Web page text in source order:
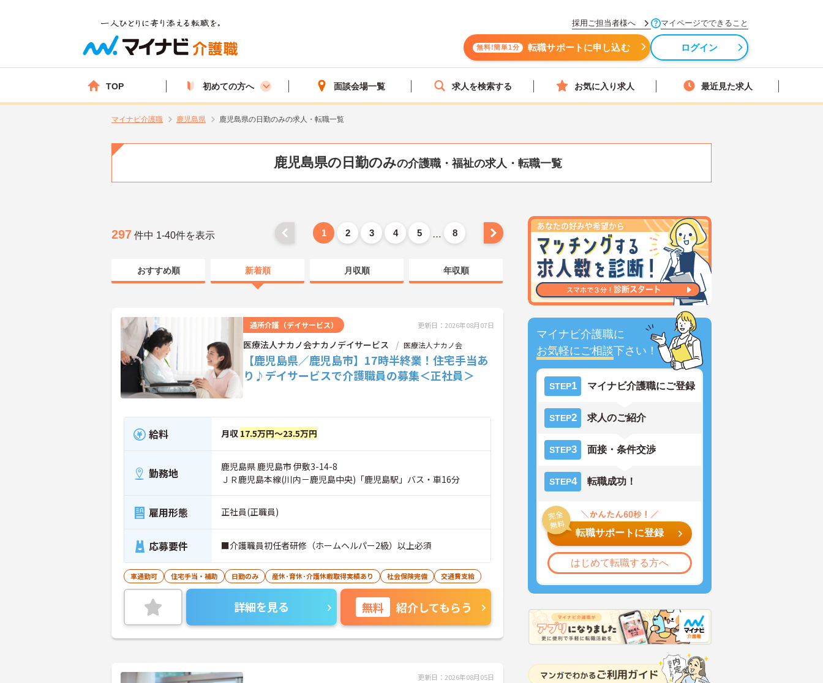
採用ご担当者様へ マイページでできること
無料!簡単1分 転職サポートに申し込む ログイン
TOP 初めての方へ 面談会場一覧 求人を検索する お気に入り求人 最近見た求人
マイナビ介護職 鹿児島県 鹿児島県の日勤のみの求人・転職一覧
鹿児島県の日勤のみの介護職・福祉の求人・転職一覧
マイナビ介護職に
お気軽にご相談下さい！
STEP1 マイナビ介護職にご登録
STEP2 求人のご紹介
STEP3 面接・条件交渉
STEP4 転職成功！
転職サポートに登録
はじめて転職する方へ
297 件中 1-40件を表示 1 2 3 4 5 … 8
おすすめ順 新着順 月収順 年収順
通所介護（デイサービス） 更新日：2026年08月07日
医療法人ナカノ会ナカノデイサービス 医療法人ナカノ会
【鹿児島県／鹿児島市】17時半終業！住宅手当あ
り♪デイサービスで介護職員の募集＜正社員＞
給料 月収 17.5万円～23.5万円
勤務地
鹿児島県 鹿児島市 伊敷3-14-8
ＪＲ鹿児島本線(川内－鹿児島中央)「鹿児島駅」バス・車16分
雇用形態 正社員(正職員)
応募要件 ■介護職員初任者研修（ホームヘルパー2級）以上必須
車通勤可 住宅手当・補助 日勤のみ 産休･育休･介護休暇取得実績あり 社会保険完備 交通費支給
詳細を見る 無料 紹介してもらう
更新日：2026年08月05日